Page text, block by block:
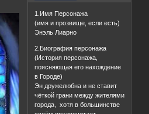
1.Имя Персонажа
(имя и прозвище, если есть)
Энэль Лиарно
2.Биография персонажа
(История персонажа,
поясняющая его нахождение
в Городе)
Эн дружелюбна и не ставит
чёткой грани между жителями
города, хотя в большинстве